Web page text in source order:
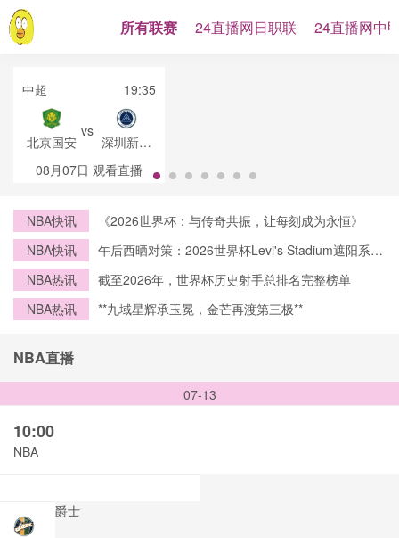
所有联赛 24直播网日职联 24直播网中
中超 19:35
北京国安
vs
深圳新鹏
城
08月07日 观看直播
NBA快讯
《2026世界杯：与传奇共振，让每刻成为永恒》
NBA快讯
午后西晒对策：2026世界杯Levi's Stadium遮阳系统
NBA热讯
截至2026年，世界杯历史射手总排名完整榜单
NBA热讯
**九域星辉承玉冕，金芒再渡第三极**
NBA直播
07-13
10:00
NBA
爵士